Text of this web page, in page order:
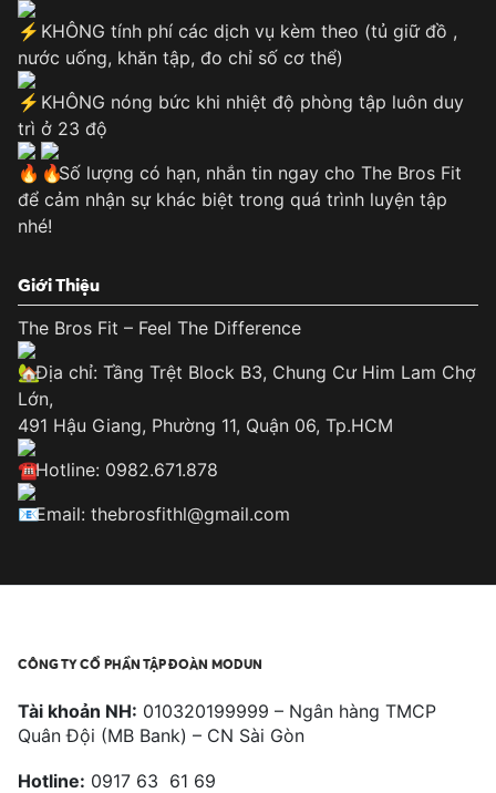
KHÔNG tính phí các dịch vụ kèm theo (tủ giữ đồ ,
nước uống, khăn tập, đo chỉ số cơ thể)
KHÔNG nóng bức khi nhiệt độ phòng tập luôn duy
trì ở 23 độ
Số lượng có hạn, nhắn tin ngay cho The Bros Fit
để cảm nhận sự khác biệt trong quá trình luyện tập
nhé!
Giới Thiệu
The Bros Fit – Feel The Difference
Địa chỉ: Tầng Trệt Block B3, Chung Cư Him Lam Chợ
Lớn,
491 Hậu Giang, Phường 11, Quận 06, Tp.HCM
Hotline: 0982.671.878
Email: thebrosfithl@gmail.com
CÔNG TY CỔ PHẦN TẬP ĐOÀN MODUN
Tài khoản NH: 010320199999 – Ngân hàng TMCP
Quân Đội (MB Bank) – CN Sài Gòn
Hotline: 0917 63 61 69